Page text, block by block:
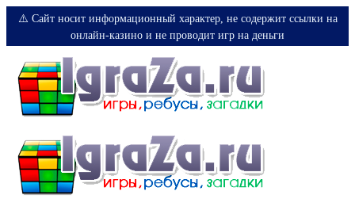
⚠️ Сайт носит информационный характер, не содержит ссылки на
онлайн-казино и не проводит игр на деньги